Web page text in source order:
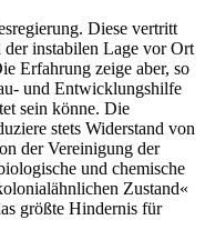
Diese vertritt
instabilen Lage vor Ort
Erfahrung zeige aber, so
und Entwicklungshilfe
sein könne. Die
stets Widerstand von
der Vereinigung der
und chemische
Zustand«
größte Hindernis für